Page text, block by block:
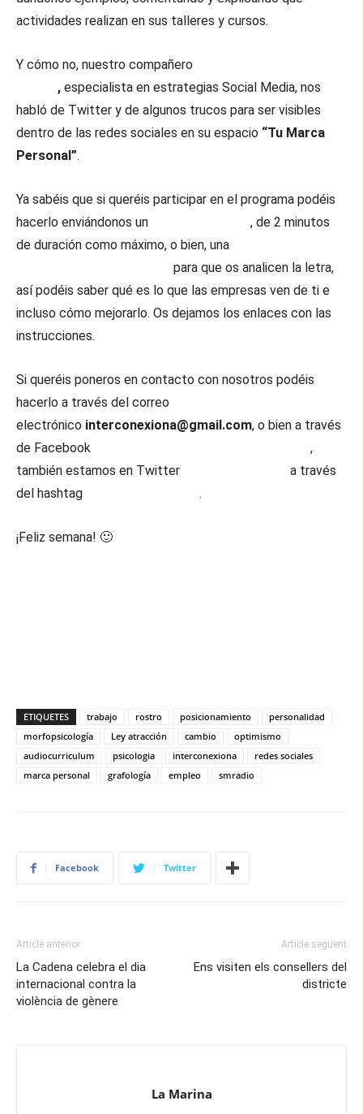
actividades realizan en sus talleres y cursos.
Y cómo no, nuestro compañero
, especialista en estrategias Social Media, nos
habló de Twitter y de algunos trucos para ser visibles
dentro de las redes sociales en su espacio “Tu Marca
Personal”.
Ya sabéis que si queréis participar en el programa podéis
hacerlo enviándonos un
, de 2 minutos
de duración como máximo, o bien, una
para que os analicen la letra,
así podéis saber qué es lo que las empresas ven de ti e
incluso cómo mejorarlo. Os dejamos los enlaces con las
instrucciones.
Si queréis poneros en contacto con nosotros podéis
hacerlo a través del correo
electrónico interconexiona@gmail.com, o bien a través
de Facebook
,
también estamos en Twitter
a través
del hashtag
.
¡Feliz semana! 🙂
ETIQUETES trabajo rostro posicionamiento
personalidad
morfopsicología
Ley atracción cambio
optimismo
audiocurriculum
psicologia interconexiona
redes sociales
marca personal
grafología empleo smradio
Facebook Twitter
Article anterior
La Cadena celebra el dia
internacional contra la
violència de gènere
Article següent
Ens visiten els consellers del
districte
La Marina